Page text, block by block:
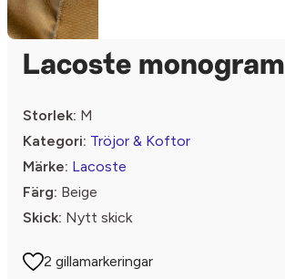
Lacoste monogram
Storlek: M
Kategori: Tröjor & Koftor
Märke: Lacoste
Färg: Beige
Skick: Nytt skick
2 gillamarkeringar